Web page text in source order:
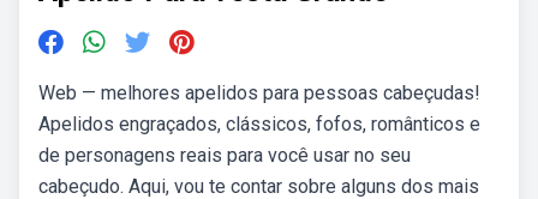
Web — melhores apelidos para pessoas cabeçudas!
Apelidos engraçados, clássicos, fofos, românticos e
de personagens reais para você usar no seu
cabeçudo. Aqui, vou te contar sobre alguns dos mais